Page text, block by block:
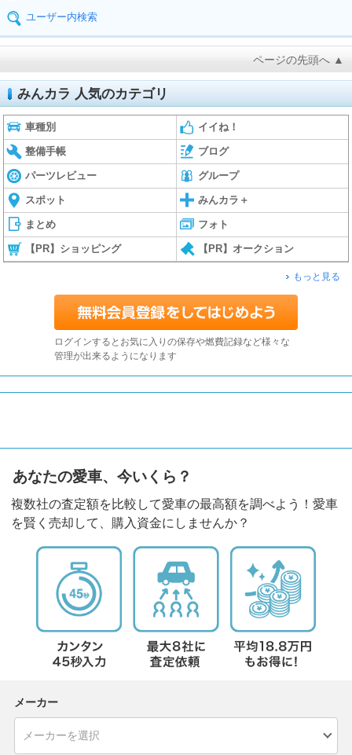
ユーザー内検索
ページの先頭へ ▲
みんカラ 人気のカテゴリ
車種別 イイね！
整備手帳 ブログ
パーツレビュー グループ
スポット みんカラ＋
まとめ フォト
【PR】ショッピング 【PR】オークション
もっと見る
ログインするとお気に入りの保存や燃費記録など様々な
管理が出来るようになります
あなたの愛車、今いくら？
複数社の査定額を比較して愛車の最高額を調べよう！愛車
を賢く売却して、購入資金にしませんか？
メーカー